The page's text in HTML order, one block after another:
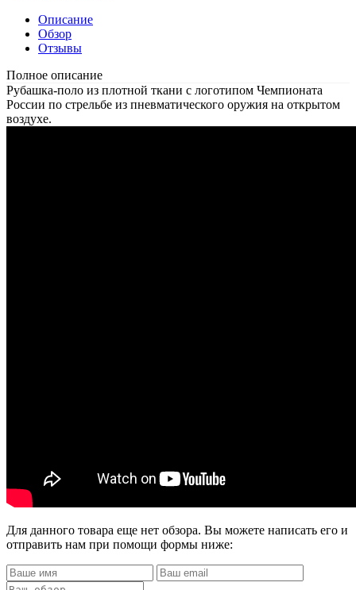
Описание
Обзор
Отзывы
Полное описание
Рубашка-поло из плотной ткани с логотипом Чемпионата
России по стрельбе из пневматического оружия на открытом
воздухе.
Для данного товара еще нет обзора. Вы можете написать его и
отправить нам при помощи формы ниже: